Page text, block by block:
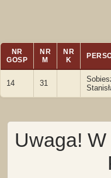
NR
GOSP
NR
M
NR
K
14 31
Uwaga!